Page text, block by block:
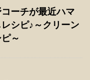
ーチが最近ハマ
シピ♪～クリーン
～